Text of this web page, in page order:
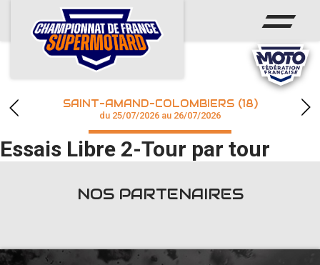
ACCUEIL
ACTUS
CALENDRIER
CHAMPIONNAT
RÉSULTATS
SAINT-AMAND-COLOMBIERS (18)
du 25/07/2026 au 26/07/2026
Essais Libre 2-Tour par tour
NOS PARTENAIRES